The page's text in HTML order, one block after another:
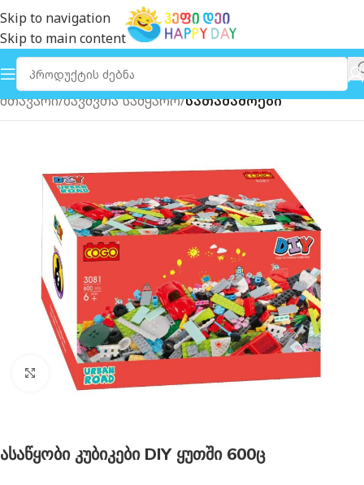
Skip to navigation
Skip to main content
მთავარი ბავშვთა სამყარო სათამაშოები
გახსნა
ასაწყობი კუბიკები DIY ყუთში 600ც